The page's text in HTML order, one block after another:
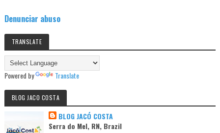
Denunciar abuso
TRANSLATE
Powered by Translate
BLOG JACO COSTA
BLOG JACÓ COSTA
Serra do Mel, RN, Brazil